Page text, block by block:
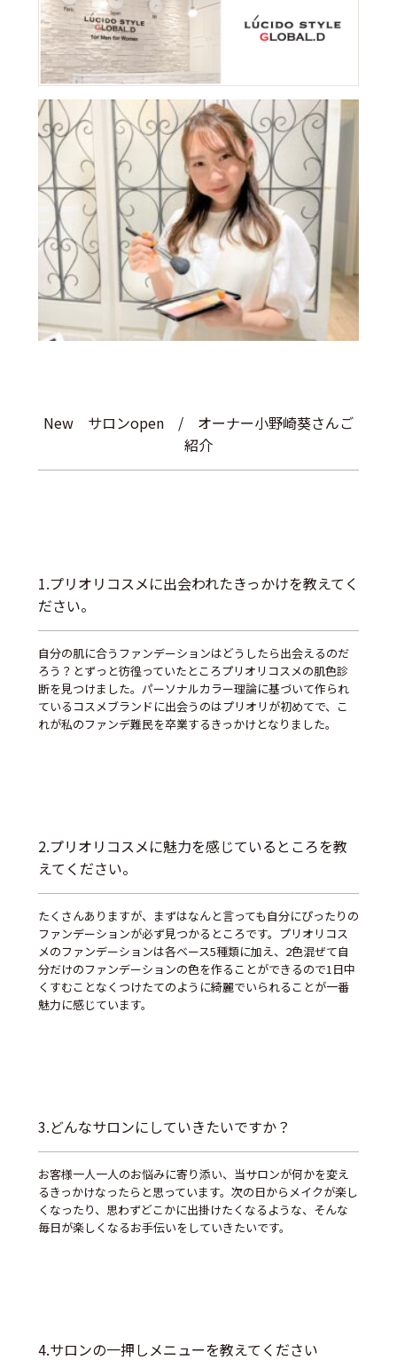
New サロンopen / オーナー小野崎葵さんご
紹介
1.プリオリコスメに出会われたきっかけを教えてく
ださい。
自分の肌に合うファンデーションはどうしたら出会えるのだ
ろう？とずっと彷徨っていたところプリオリコスメの肌色診
断を見つけました。パーソナルカラー理論に基づいて作られ
ているコスメブランドに出会うのはプリオリが初めてで、こ
れが私のファンデ難民を卒業するきっかけとなりました。
2.プリオリコスメに魅力を感じているところを教
えてください。
たくさんありますが、まずはなんと言っても自分にぴったりの
ファンデーションが必ず見つかるところです。プリオリコス
メのファンデーションは各ベース5種類に加え、2色混ぜて自
分だけのファンデーションの色を作ることができるので1日中
くすむことなくつけたてのように綺麗でいられることが一番
魅力に感じています。
3.どんなサロンにしていきたいですか？
お客様一人一人のお悩みに寄り添い、当サロンが何かを変え
るきっかけなったらと思っています。次の日からメイクが楽し
くなったり、思わずどこかに出掛けたくなるような、そんな
毎日が楽しくなるお手伝いをしていきたいです。
4.サロンの一押しメニューを教えてください